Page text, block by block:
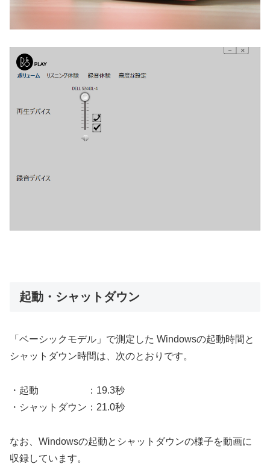
起動・シャットダウン
「ベーシックモデル」で測定した Windowsの起動時間と
シャットダウン時間は、次のとおりです。
・起動 ：19.3秒
・シャットダウン：21.0秒
なお、Windowsの起動とシャットダウンの様子を動画に
収録しています。